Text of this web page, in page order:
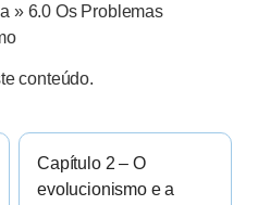
» 6.0 Os Problemas
conteúdo.
Capítulo 2 – O
evolucionismo e a